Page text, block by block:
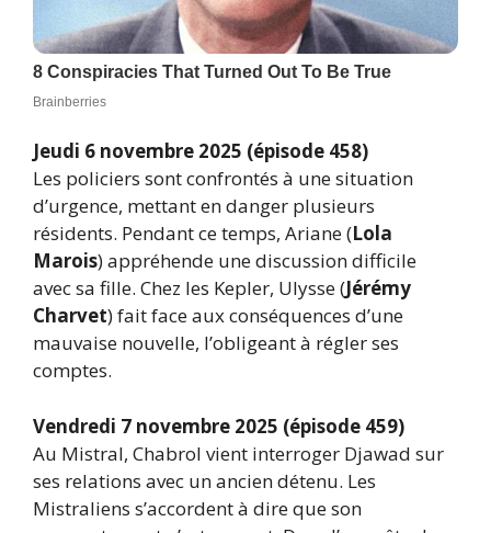
Jeudi 6 novembre 2025 (épisode 458)
Les policiers sont confrontés à une situation
d’urgence, mettant en danger plusieurs
résidents. Pendant ce temps, Ariane (Lola
Marois) appréhende une discussion difficile
avec sa fille. Chez les Kepler, Ulysse (Jérémy
Charvet) fait face aux conséquences d’une
mauvaise nouvelle, l’obligeant à régler ses
comptes.
Vendredi 7 novembre 2025 (épisode 459)
Au Mistral, Chabrol vient interroger Djawad sur
ses relations avec un ancien détenu. Les
Mistraliens s’accordent à dire que son